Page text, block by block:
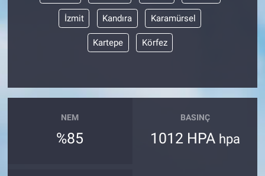
İzmit Kandıra Karamürsel
Kartepe Körfez
NEM
%85
BASINÇ
1012 HPA hpa